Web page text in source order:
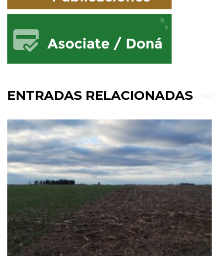
ENTRADAS RELACIONADAS